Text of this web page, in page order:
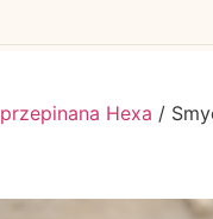
Hexa /